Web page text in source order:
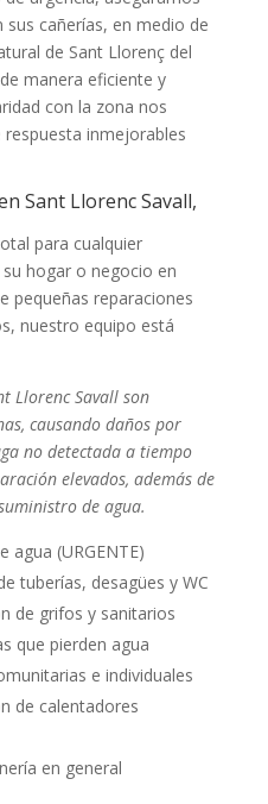
cañerías, en medio de
de Sant Llorenç del
manera eficiente y
con la zona nos
inmejorables
Sant Llorenc Savall,
para cualquier
hogar o negocio en
pequeñas reparaciones
nuestro equipo está
Llorenc Savall son
causando daños por
no detectada a tiempo
elevados, además de
de agua.
agua (URGENTE)
tuberías, desagües y WC
de grifos y sanitarios
que pierden agua
e individuales
de calentadores
en general